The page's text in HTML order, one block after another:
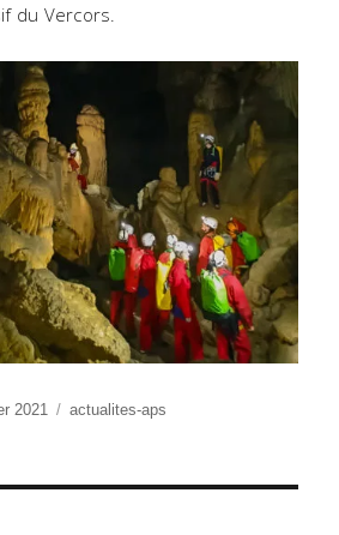
du Vercors.
2021 Catégories
actualites-aps